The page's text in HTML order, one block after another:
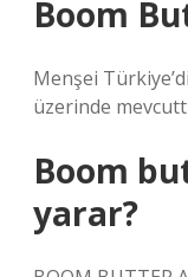
Boom
Menşei
üzerinde
Boom
yarar?